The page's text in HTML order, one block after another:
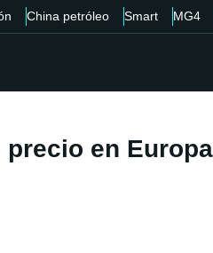
China petróleo Smart MG4
precio en